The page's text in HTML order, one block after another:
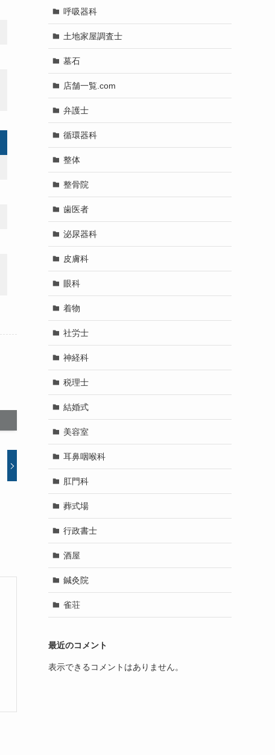
呼吸器科
土地家屋調査士
墓石
店舗一覧.com
弁護士
循環器科
整体
整骨院
歯医者
泌尿器科
皮膚科
眼科
着物
社労士
神経科
税理士
結婚式
美容室
耳鼻咽喉科
肛門科
葬式場
行政書士
酒屋
鍼灸院
雀荘
最近のコメント
表示できるコメントはありません。